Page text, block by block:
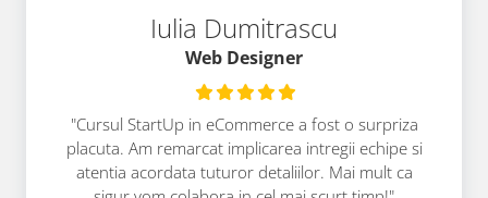
Iulia Dumitrascu
Web Designer
"Cursul StartUp in eCommerce a fost o surpriza
placuta. Am remarcat implicarea intregii echipe si
atentia acordata tuturor detaliilor. Mai mult ca